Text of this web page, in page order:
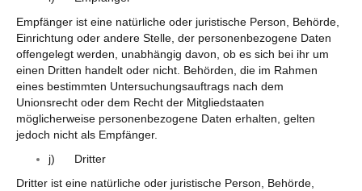
Empfänger ist eine natürliche oder juristische Person, Behörde,
Einrichtung oder andere Stelle, der personenbezogene Daten
offengelegt werden, unabhängig davon, ob es sich bei ihr um
einen Dritten handelt oder nicht. Behörden, die im Rahmen
eines bestimmten Untersuchungsauftrags nach dem
Unionsrecht oder dem Recht der Mitgliedstaaten
möglicherweise personenbezogene Daten erhalten, gelten
jedoch nicht als Empfänger.
j) Dritter
Dritter ist eine natürliche oder juristische Person, Behörde,